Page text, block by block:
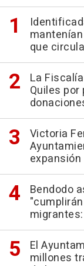
que
La
Quiles
Victoria
Bendodo
El
millones